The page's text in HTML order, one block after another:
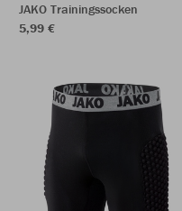
JAKO Trainingssocken
5,99 €